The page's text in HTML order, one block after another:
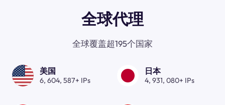
全球代理
全球覆盖超195个国家
美国
6, 604, 587+ IPs
日本
4, 931, 080+ IPs